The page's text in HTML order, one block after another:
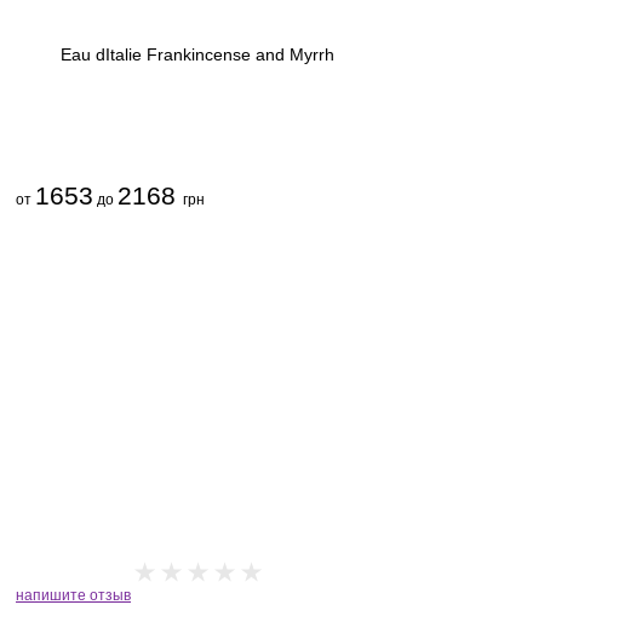
Eau dItalie Frankincense and Myrrh
от 1653 до 2168 грн
напишите отзыв